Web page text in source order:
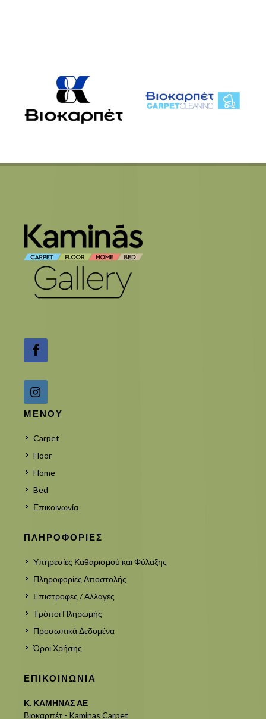
ΜΕΝΟΥ
Carpet
Floor
Home
Bed
Επικοινωνία
ΠΛΗΡΟΦΟΡΙΕΣ
Υπηρεσίες Καθαρισμού και Φύλαξης
Πληροφορίες Αποστολής
Επιστροφές / Αλλαγές
Τρόποι Πληρωμής
Προσωπικά Δεδομένα
Όροι Χρήσης
ΕΠΙΚΟΙΝΩΝΙΑ
Κ. ΚΑΜΗΝΑΣ ΑΕ
Βιοκαρπέτ - Kaminas Carpet